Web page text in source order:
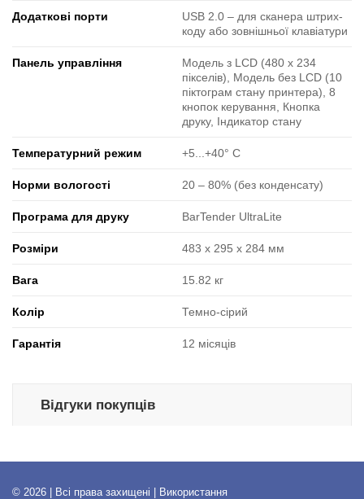
Додаткові порти
USB 2.0 ‒ для сканера штрих-
коду або зовнішньої клавіатури
Панель управління
Модель з LCD (480 x 234
пікселів), Модель без LCD (10
піктограм стану принтера), 8
кнопок керування, Кнопка
друку, Індикатор стану
Температурний режим +5...+40° C
Норми вологості 20 ‒ 80% (без конденсату)
Програма для друку BarTender UltraLite
Розміри 483 x 295 x 284 мм
Вага 15.82 кг
Колір Темно-сірий
Гарантія 12 місяців
Відгуки покупців
© 2026 | Всі права захищені | Використання